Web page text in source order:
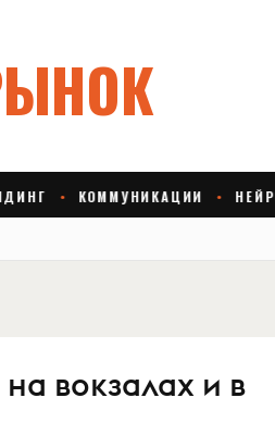
вокзалах и в